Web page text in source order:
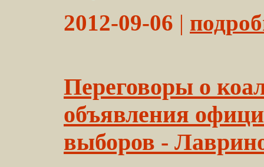
2012-09-06 |
Переговоры о
объявления
выборов -